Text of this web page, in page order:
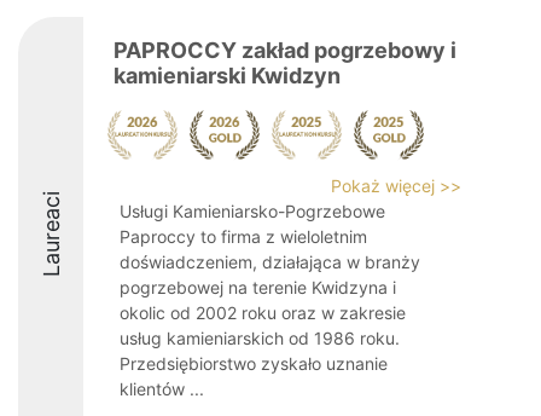
Laureaci
PAPROCCY zakład pogrzebowy i
kamieniarski Kwidzyn
Pokaż więcej >>
Usługi Kamieniarsko-Pogrzebowe
Paproccy to firma z wieloletnim
doświadczeniem, działająca w branży
pogrzebowej na terenie Kwidzyna i
okolic od 2002 roku oraz w zakresie
usług kamieniarskich od 1986 roku.
Przedsiębiorstwo zyskało uznanie
klientów ...